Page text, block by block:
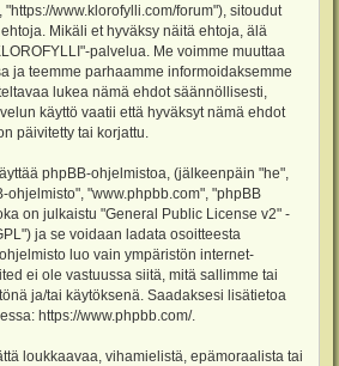
"https://www.klorofylli.com/forum"), sitoudut
Mikäli et hyväksy näitä ehtoja, älä
palvelua. Me voimme muuttaa
ja teemme parhaamme informoidaksemme
lukea nämä ehdot säännöllisesti,
käyttö vaatii että hyväksyt nämä ehdot
päivitetty tai korjattu.
phpBB-ohjelmistoa, (jälkeenpäin "he",
ohjelmisto", "www.phpbb.com", "phpBB
on julkaistu "General Public License v2" -
ja se voidaan ladata osoitteesta
ohjelmisto luo vain ympäristön internet-
ei ole vastuussa siitä, mitä sallimme tai
ja/tai käytöksenä. Saadaksesi lisätietoa
https://www.phpbb.com/.
loukkaavaa, vihamielistä, epämoraalista tai